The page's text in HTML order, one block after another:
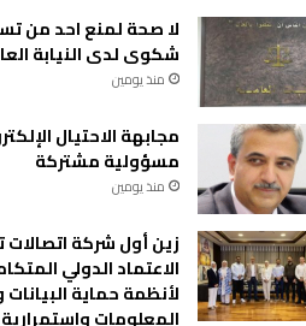
لا صحة لمنع احد من
شكوى لدى النيابة
منذ يومين
مجابهة الاحتيال
مسؤولية مشتركة
منذ يومين
زين أول شركة اتصالات
الاعتماد الدولي
لأنظمة حماية
المعلومات واستمرارية